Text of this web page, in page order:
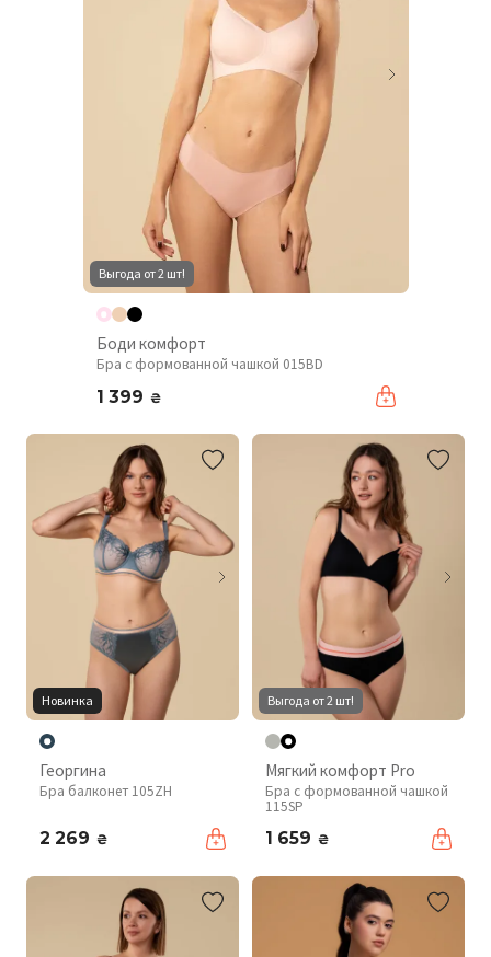
Выгода от 2 шт!
Боди комфорт
Бра с формованной чашкой 015BD
1 399 ₴
Новинка
Георгина
Бра балконет 105ZH
2 269 ₴
Выгода от 2 шт!
Мягкий комфорт Pro
Бра с формованной чашкой
115SP
1 659 ₴